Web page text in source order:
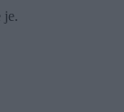
je.